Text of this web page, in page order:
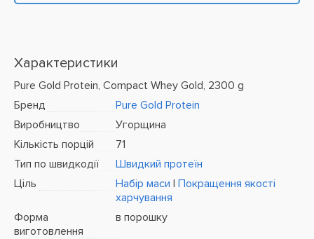
Характеристики
Pure Gold Protein, Compact Whey Gold, 2300 g
Бренд
Pure Gold Protein
Виробництво
Угорщина
Кількість порцій
71
Тип по швидкодії
Швидкий протеїн
Ціль
Набір маси | Покращення якості
харчування
Форма
виготовлення
в порошку